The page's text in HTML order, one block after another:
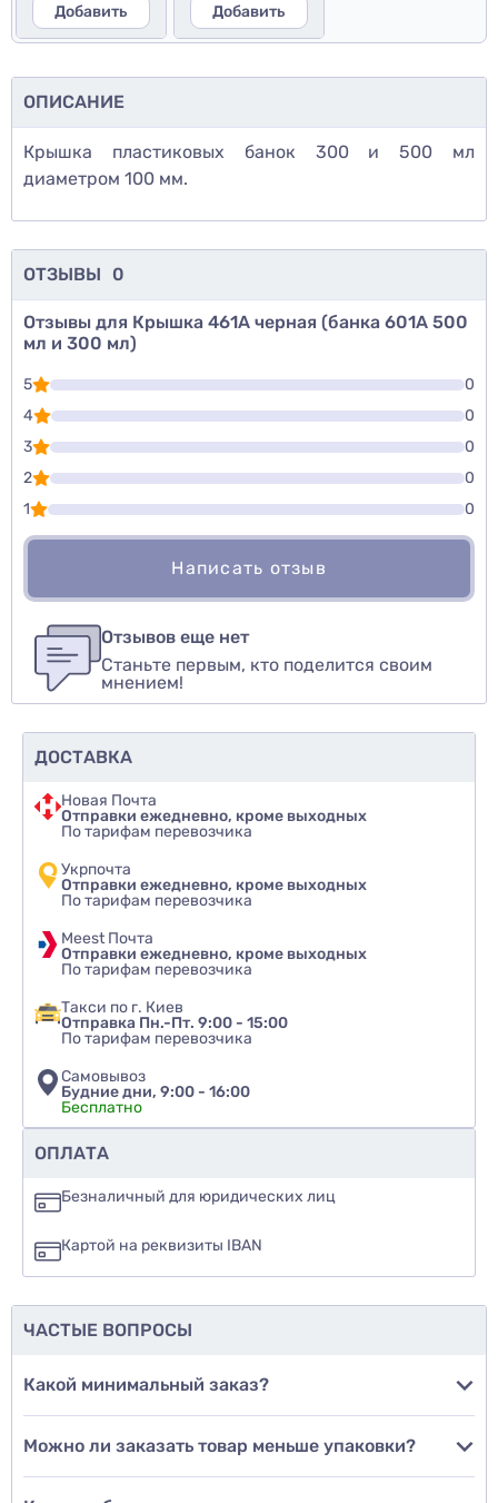
Добавить
Добавить
ОПИСАНИЕ
Крышка пластиковых банок 300 и 500 мл
диаметром 100 мм.
ОТЗЫВЫ 0
Отзывы для Крышка 461А черная (банка 601А 500
мл и 300 мл)
5
0
4
0
3
0
2
0
1
0
Написать отзыв
авторизуйтесь иливойдите
Оценить товар
Рекомендуете ли вы этот товар
да
еще не знаю
Добавить отзыв
Отзывов еще нет
Станьте первым, кто поделится своим
мнением!
ДОСТАВКА
Новая Почта
Отправки ежедневно, кроме выходных
По тарифам перевозчика
Укрпочта
Отправки ежедневно, кроме выходных
По тарифам перевозчика
Meest Почта
Отправки ежедневно, кроме выходных
По тарифам перевозчика
Такси по г. Киев
Отправка Пн.-Пт. 9:00 - 15:00
По тарифам перевозчика
Самовывоз
Будние дни, 9:00 - 16:00
Бесплатно
ОПЛАТА
Безналичный для юридических лиц
Картой на реквизиты IBAN
ЧАСТЫЕ ВОПРОСЫ
Какой минимальный заказ?
Можно ли заказать товар меньше упаковки?